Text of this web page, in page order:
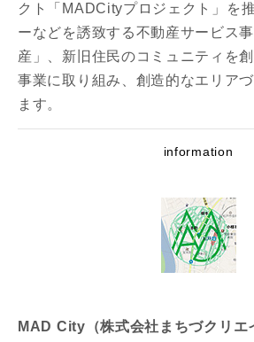
クト「MADCityプロジェクト」を
ーなどを誘致する不動産サービス
産」、新旧住民のコミュニティを
事業に取り組み、創造的なエリア
ます。
information
MAD City（株式会社まちづクリエ